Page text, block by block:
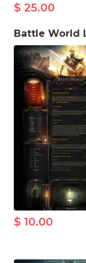
$ 25.00
$ 10.00